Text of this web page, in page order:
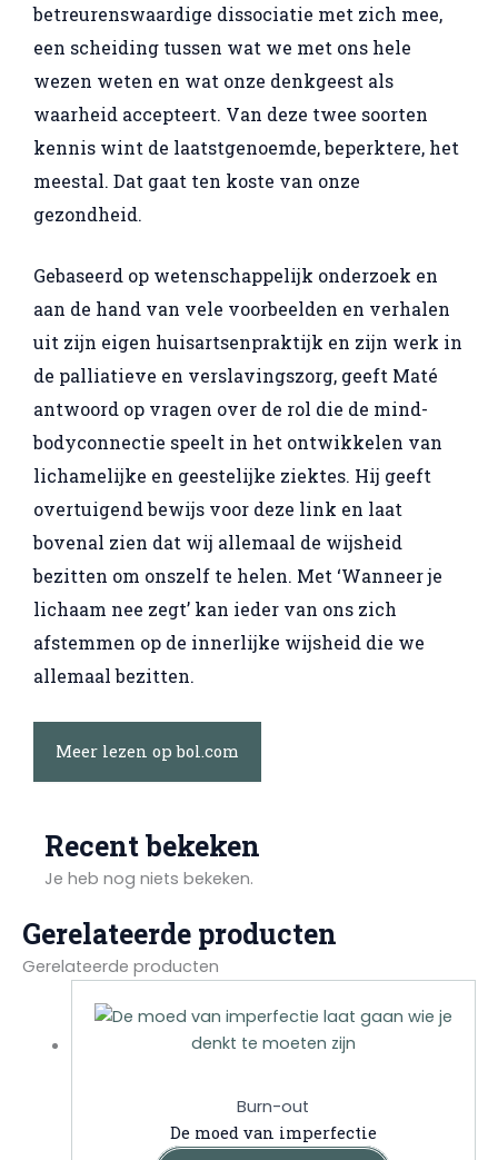
betreurenswaardige dissociatie met zich mee,
een scheiding tussen wat we met ons hele
wezen weten en wat onze denkgeest als
waarheid accepteert. Van deze twee soorten
kennis wint de laatstgenoemde, beperktere, het
meestal. Dat gaat ten koste van onze
gezondheid.
Gebaseerd op wetenschappelijk onderzoek en
aan de hand van vele voorbeelden en verhalen
uit zijn eigen huisartsenpraktijk en zijn werk in
de palliatieve en verslavingszorg, geeft Maté
antwoord op vragen over de rol die de mind-
bodyconnectie speelt in het ontwikkelen van
lichamelijke en geestelijke ziektes. Hij geeft
overtuigend bewijs voor deze link en laat
bovenal zien dat wij allemaal de wijsheid
bezitten om onszelf te helen. Met ‘Wanneer je
lichaam nee zegt’ kan ieder van ons zich
afstemmen op de innerlijke wijsheid die we
allemaal bezitten.
Meer lezen op bol.com
Recent bekeken
Je heb nog niets bekeken.
Gerelateerde producten
Gerelateerde producten
Burn-out
De moed van imperfectie